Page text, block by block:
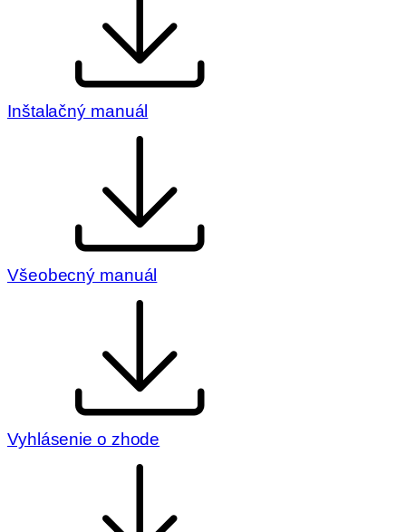
Inštalačný manuál
Všeobecný manuál
Vyhlásenie o zhode